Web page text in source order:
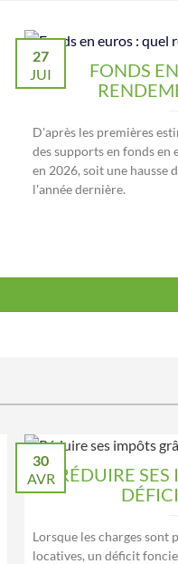
FONDS
27
JUI
D'après les premières
des supports en fonds
en 2026, soit une hausse
l'année dernière.
RÉDUIRE
30
AVR
Lorsque les charges sont
locatives, un déficit